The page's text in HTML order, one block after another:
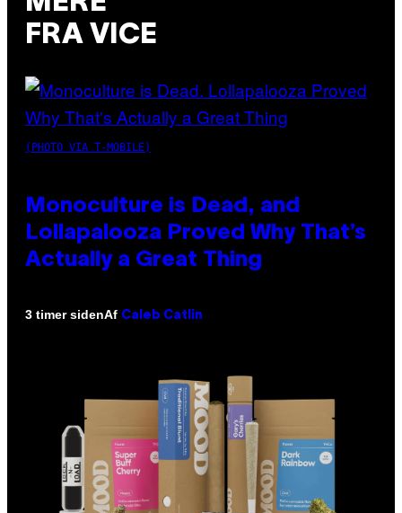
FRA VICE
(PHOTO VIA T-MOBILE)
Monoculture is Dead, and
Lollapalooza Proved Why That’s
Actually a Great Thing
3 timer sidenAf Caleb Catlin